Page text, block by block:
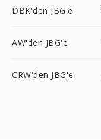
DBK'den JBG'e
AW'den JBG'e
CRW'den JBG'e